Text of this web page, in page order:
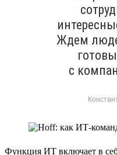
Ждем
с
Функция ИТ включает в